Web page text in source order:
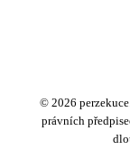
© 2026
právních